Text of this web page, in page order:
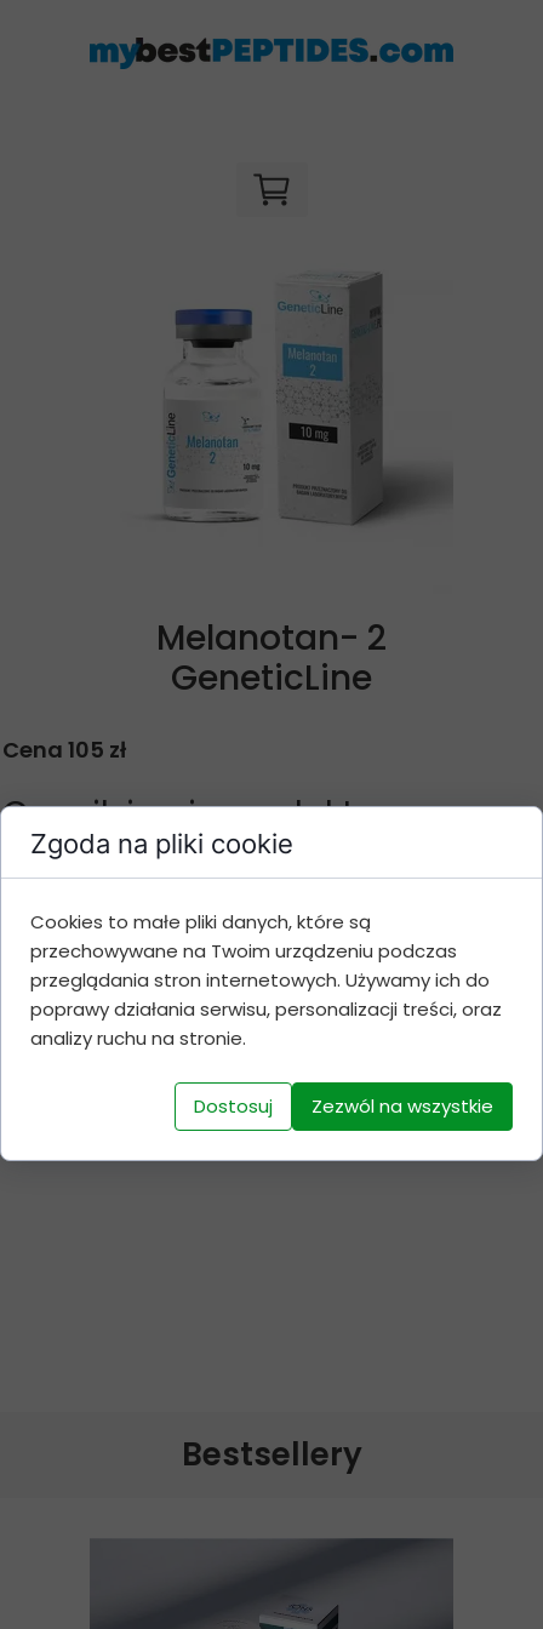
Melanotan- 2
GeneticLine
Cena 105 zł
Cennik i opis produktu
opakowań
Gramatura Cena
5
20 mg
20 mg
20 mg
105 zł
100 zł
95 zł
105 zł
Dodaj do koszyka
Bestsellery
Zgoda na pliki cookie
Cookies to małe pliki danych, które są
przechowywane na Twoim urządzeniu podczas
przeglądania stron internetowych. Używamy ich do
poprawy działania serwisu, personalizacji treści, oraz
analizy ruchu na stronie.
Dostosuj Zezwól na wszystkie